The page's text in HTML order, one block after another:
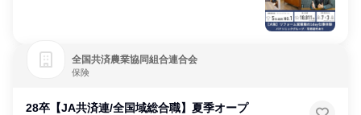
全国共済農業協同組合連合会
保険
28卒【JA共済連/全国域総合職】夏季オープ